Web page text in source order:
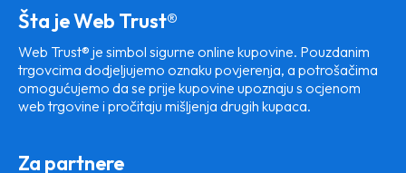
Šta je Web Trust®
Web Trust® je simbol sigurne online kupovine. Pouzdanim
trgovcima dodjeljujemo oznaku povjerenja, a potrošačima
omogućujemo da se prije kupovine upoznaju s ocjenom
web trgovine i pročitaju mišljenja drugih kupaca.
Za partnere